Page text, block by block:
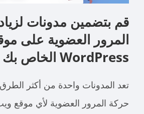
قم بتضمين مدونات
المرور العضوية على موقع
WordPress الخاص بك
تعد المدونات واحدة من أكثر الطرق
حركة المرور العضوية لأي موقع ويب